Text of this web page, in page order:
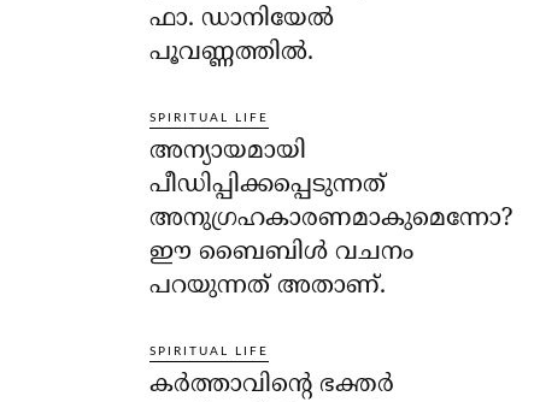
ഫാ. ഡാനിയേല്‍
പൂവണ്ണത്തില്‍.
SPIRITUAL LIFE
അന്യായമായി
പീഡിപ്പിക്കപ്പെടുന്നത്
അനുഗ്രഹകാരണമാകുമെന്നോ?
ഈ ബൈബിള്‍ വചനം
പറയുന്നത് അതാണ്.
SPIRITUAL LIFE
കര്‍ത്താവിന്റെ ഭക്തര്‍